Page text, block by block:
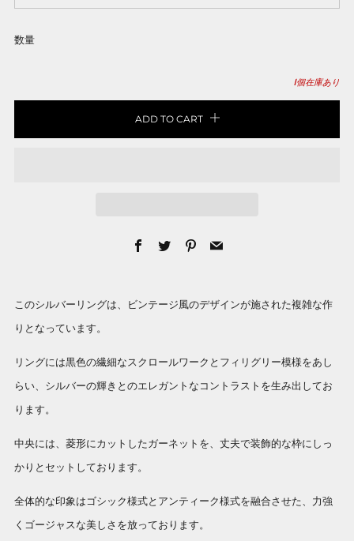
数量
1個在庫あり
ADD TO CART
Facebook
TwitterPinterest
Email
このシルバーリングは、ビンテージ風のデザインが施された複雑な作
りとなっています。
リングには黒色の繊細なスクロールワークとフィリグリー模様をあし
らい、シルバーの輝きとのエレガントなコントラストを生み出してお
ります。
中央には、菱形にカットしたガーネットを、丈夫で装飾的な枠にしっ
かりとセットしております。
全体的な印象はゴシック様式とアンティーク様式を融合させた、力強
くゴージャスな美しさを放っております。